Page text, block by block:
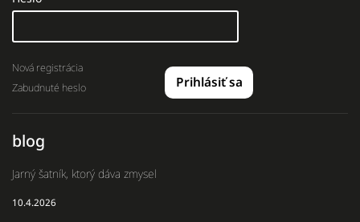
Prihlásiť sa
Nová registrácia
Zabudnuté heslo
blog
Jarný šatník, ktorý dáva zmysel
10.4.2026